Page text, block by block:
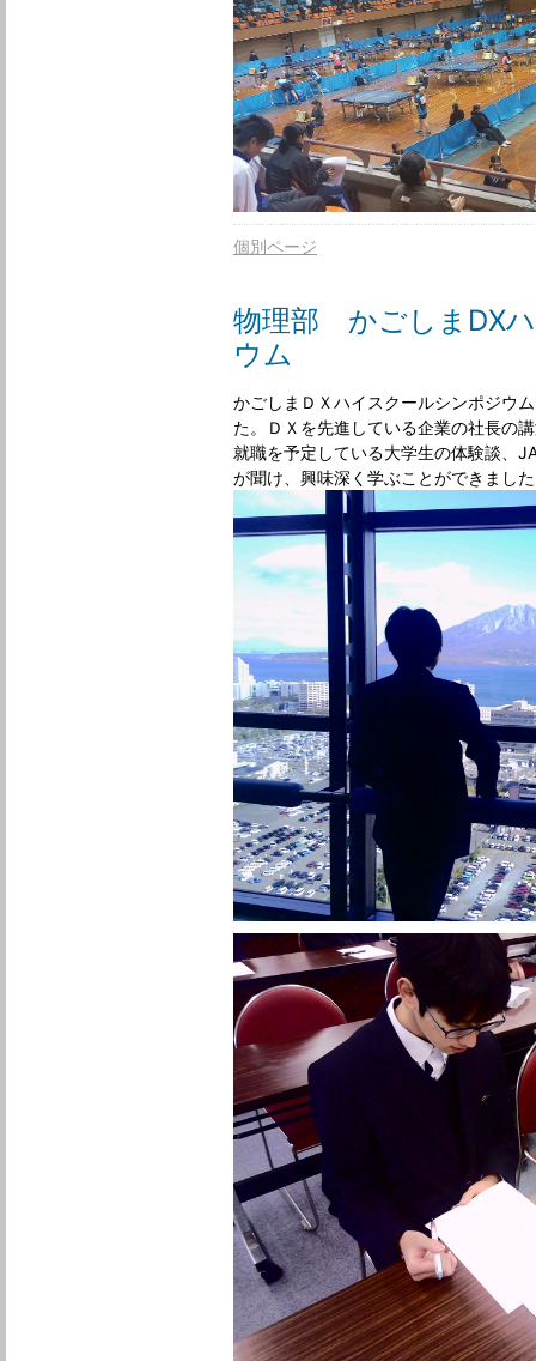
個別ページ
物理部 かごしまDX
ウム
かごしまＤＸハイスクールシンポジウ
た。ＤＸを先進している企業の社長の
就職を予定している大学生の体験談、
が聞け、興味深く学ぶことができまし